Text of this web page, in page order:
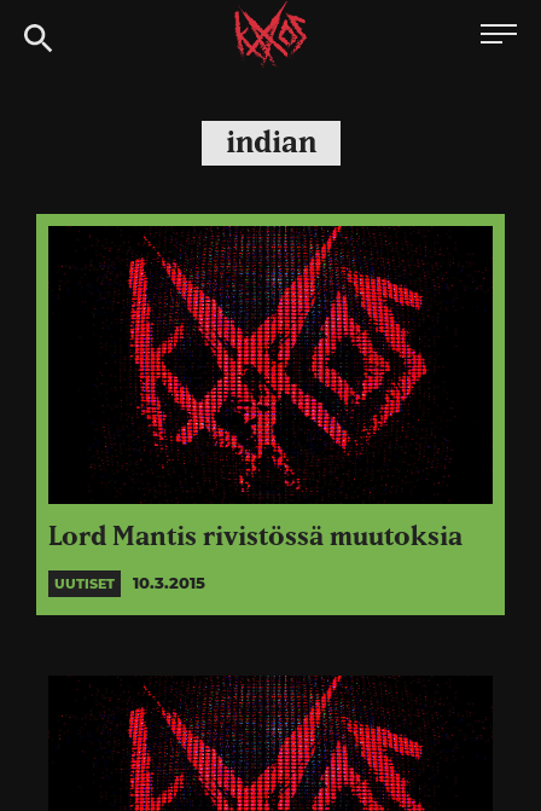
Siirry
suoraan
Kaaoszine
indian
Lord Mantis rivistössä muutoksia
UUTISET 10.3.2015